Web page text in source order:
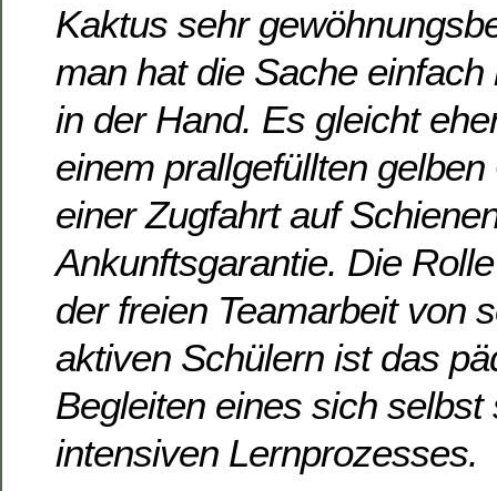
Kaktus sehr
man hat die Sache
in der Hand. Es gleicht
einem prallgefüllten
einer Zugfahrt auf
Ankunftsgarantie. Die
der freien Teamarbeit von
aktiven Schülern ist das
Begleiten eines sich selbst
intensiven Lernprozesses.